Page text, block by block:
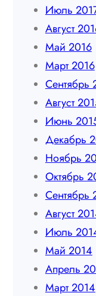
Июль
Август
Май 2016
Март 2016
Сентябрь
Август
Июнь
Декабрь
Ноябрь
Октябрь
Сентябрь
Август
Июль
Май 2014
Апрель
Март 2014